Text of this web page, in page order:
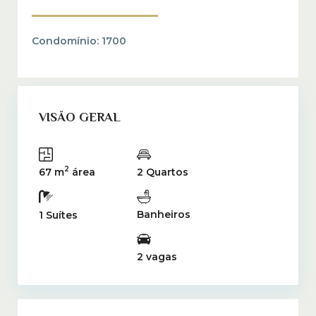
Condomínio: 1700
VISÃO GERAL
67 m2 área 2 Quartos
1 Suítes Banheiros
2 vagas